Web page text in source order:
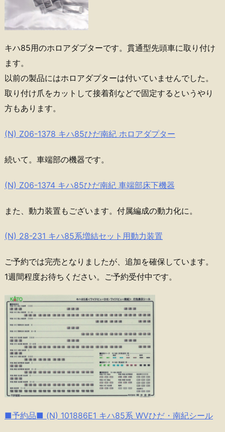
キハ85用のホロアダプターです。貫通型先頭車に取り付け
ます。
以前の製品にはホロアダプターは付いていませんでした。
取り付け爪をカットして接着剤などで固定するというやり
方もあります。
(N) Z06-1378 キハ85ひだ南紀 ホロアダプター
続いて。車端部の機器です。
(N) Z06-1374 キハ85ひだ南紀 車端部床下機器
また、動力装置もございます。付属編成の動力化に。
(N) 28-231 キハ85系増結セット用動力装置
ご予約では完売となりましたが、追加を確保しています。
1週間程度お待ちください。ご予約受付中です。
■予約品■ (N) 101886E1 キハ85系 WVひだ・南紀シール